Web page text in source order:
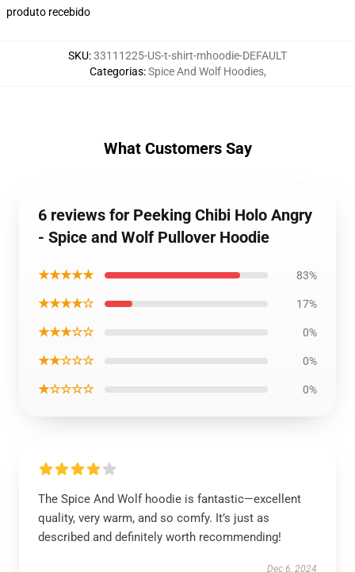
produto recebido
SKU:33111225-US-t-shirt-mhoodie-DEFAULT
Categorias:Spice And Wolf Hoodies,
What Customers Say
6 reviews for Peeking Chibi Holo Angry
- Spice and Wolf Pullover Hoodie
★★★★★ 83%
★★★★☆ 17%
★★★☆☆ 0%
★★☆☆☆ 0%
★☆☆☆☆ 0%
The Spice And Wolf hoodie is fantastic—excellent
quality, very warm, and so comfy. It’s just as
described and definitely worth recommending!
Dec 6, 2024